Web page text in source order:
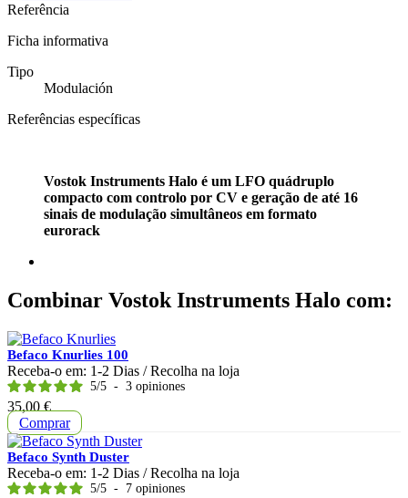
Referência
Ficha informativa
Tipo
Modulación
Referências específicas
Vostok Instruments Halo é um LFO quádruplo
compacto com controlo por CV e geração de até 16
sinais de modulação simultâneos em formato
eurorack
Combinar Vostok Instruments Halo com:
Befaco Knurlies 100
Receba-o em: 1-2 Dias / Recolha na loja
5/5 - 3 opiniones
Preço
35,00 €
Comprar
Befaco Synth Duster
Receba-o em: 1-2 Dias / Recolha na loja
5/5 - 7 opiniones